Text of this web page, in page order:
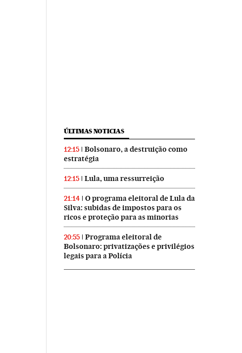
ÚLTIMAS NOTICIAS
12:15
Bolsonaro, a destruição como
estratégia
12:15 Lula, uma ressurreição
21:14
O programa eleitoral de Lula da
Silva: subidas de impostos para os
ricos e proteção para as minorias
20:55
Programa eleitoral de
Bolsonaro: privatizações e privilégios
legais para a Polícia